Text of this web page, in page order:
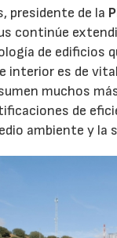
presidente de la
continúe
de edificios
interior es de
muchos
de
ambiente y la